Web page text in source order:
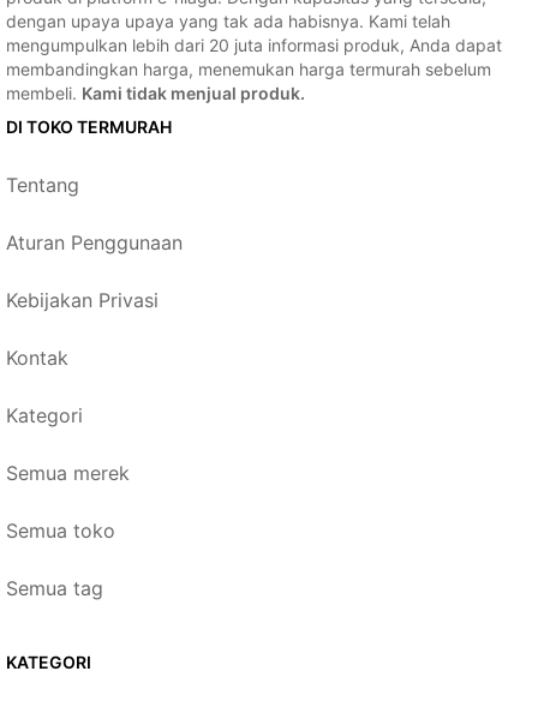
dengan upaya upaya yang tak ada habisnya. Kami telah
mengumpulkan lebih dari 20 juta informasi produk, Anda dapat
membandingkan harga, menemukan harga termurah sebelum
membeli. Kami tidak menjual produk.
DI TOKO TERMURAH
Tentang
Aturan Penggunaan
Kebijakan Privasi
Kontak
Kategori
Semua merek
Semua toko
Semua tag
KATEGORI